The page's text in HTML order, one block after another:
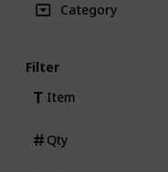
Category
Filter
Item
Qty